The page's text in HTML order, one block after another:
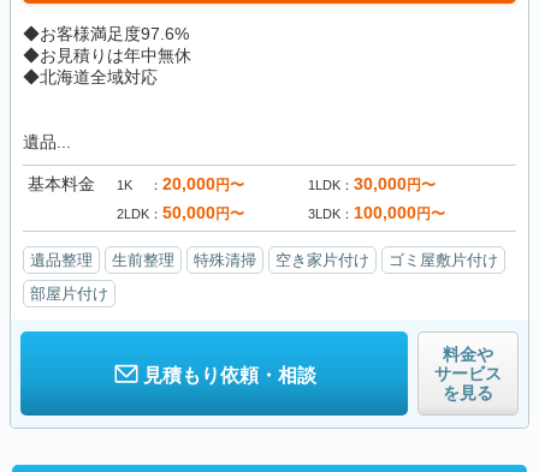
◆お客様満足度97.6%
◆お見積りは年中無休
◆北海道全域対応
遺品...
基本料金 1K 20,000円〜 1LDK 30,000円〜
2LDK 50,000円〜 3LDK 100,000円〜
遺品整理 生前整理 特殊清掃 空き家片付け
ゴミ屋敷片付け
部屋片付け
見積もり依頼・相談
料金や
サービス
を見る